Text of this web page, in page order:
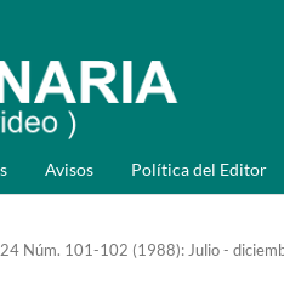
Avisos Política del Editor
Núm. 101-102 (1988): Julio -